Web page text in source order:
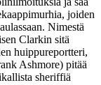
joiden
Nimestä
Clarkin sitä
huippureportteri,
Ashmore) pitää
sheriffiä